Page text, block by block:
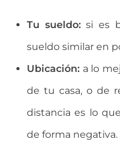
Tu sueldo:si es
sueldo similar en
​Ubicación: a lo
de tu casa, o de
distancia es lo
de forma negativa.